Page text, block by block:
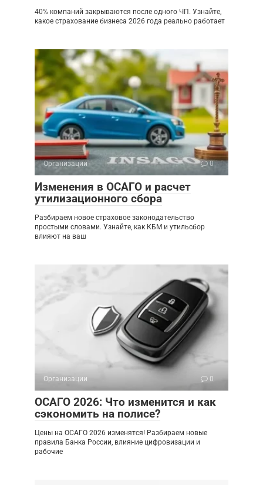
40% компаний закрываются после одного ЧП. Узнайте,
какое страхование бизнеса 2026 года реально работает
Организации 0
Изменения в ОСАГО и расчет
утилизационного сбора
Разбираем новое страховое законодательство
простыми словами. Узнайте, как КБМ и утильсбор
влияют на ваш
Организации 0
ОСАГО 2026: Что изменится и как
сэкономить на полисе?
Цены на ОСАГО 2026 изменятся! Разбираем новые
правила Банка России, влияние цифровизации и
рабочие